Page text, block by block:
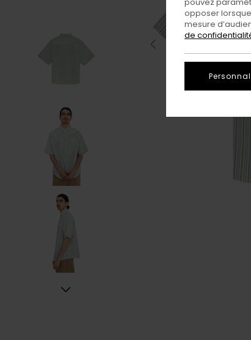
opposer
mesure
de